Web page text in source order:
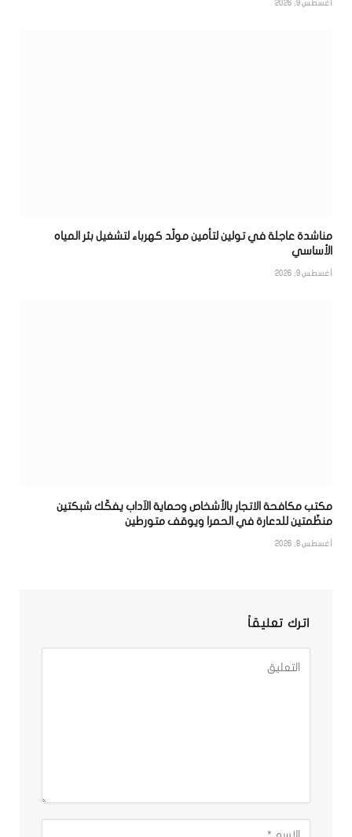
أغسطس 9, 2026
مناشدة عاجلة في تولين لتأمين مولّد كهرباء لتشغيل بئر المياه
الأساسي
أغسطس 9, 2026
مكتب مكافحة الاتجار بالأشخاص وحماية الآداب يفكّك شبكتين
منظّمتين للدعارة في الحمرا ويوقف متورطين
أغسطس 8, 2026
اترك تعليقاً